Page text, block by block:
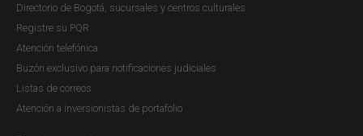
Directorio de Bogotá, sucursales y centros culturales
Registre su PQR
Atención telefónica
Buzón exclusivo para notificaciones judiciales
Listas de correos
Atención a inversionistas de portafolio